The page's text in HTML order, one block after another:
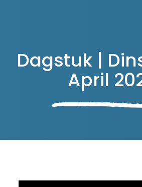
Dagstuk |
April